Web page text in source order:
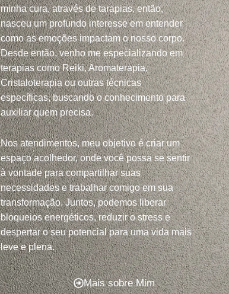
minha cura, através de tarapias, então,
nasceu um profundo interesse em entender
como as emoções impactam o nosso corpo.
Desde então, venho me especializando em
terapias como Reiki, Aromaterapia,
Cristaloterapia ou outras técnicas
específicas, buscando o conhecimento para
auxiliar quem precisa.
Nos atendimentos, meu objetivo é criar um
espaço acolhedor, onde você possa se sentir
à vontade para compartilhar suas
necessidades e trabalhar comigo em sua
transformação. Juntos, podemos liberar
bloqueios energéticos, reduzir o stress e
despertar o seu potencial para uma vida mais
leve e plena.
Mais sobre Mim